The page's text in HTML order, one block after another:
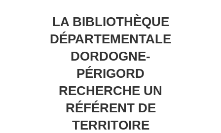
LA BIBLIOTHÈQUE
DÉPARTEMENTALE
DORDOGNE-
PÉRIGORD
RECHERCHE UN
RÉFÉRENT DE
TERRITOIRE